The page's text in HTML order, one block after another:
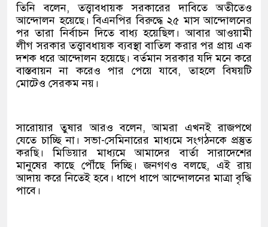
তিনি বলেন, তত্ত্বাবধায়ক সরকারের দাবিতে অতীতেও
আন্দোলন হয়েছে। বিএনপির বিরুদ্ধে ২৫ মাস আন্দোলনের
পর তারা নির্বাচন দিতে বাধ্য হয়েছিল। আবার আওয়ামী
লীগ সরকার তত্ত্বাবধায়ক ব্যবস্থা বাতিল করার পর প্রায় এক
দশক ধরে আন্দোলন হয়েছে। বর্তমান সরকার যদি মনে করে
বাস্তবায়ন না করেও পার পেয়ে যাবে, তাহলে বিষয়টি
মোটেও সেরকম নয়।
সারোয়ার তুষার আরও বলেন, আমরা এখনই রাজপথে
যেতে চাচ্ছি না। সভা-সেমিনারের মাধ্যমে সংগঠনকে প্রস্তুত
করছি। মিডিয়ার মাধ্যমে আমাদের বার্তা সারাদেশের
মানুষের কাছে পৌঁছে দিচ্ছি। জনগণও বলছে, এই রায়
আদায় করে নিতেই হবে। ধাপে ধাপে আন্দোলনের মাত্রা বৃদ্ধি
পাবে।